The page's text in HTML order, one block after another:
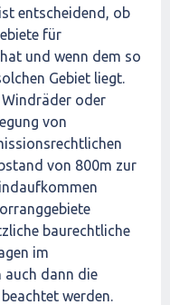
entscheidend, ob
für
und wenn dem so
Gebiet liegt.
oder
von
von 800m zur
baurechtliche
im
auch dann die
werden.